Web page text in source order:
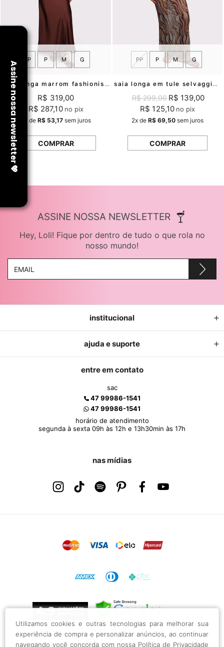
Utilizamos cookies e outras tecnologias para melhorar sua
experiência de compra e personalizar anúncios, ao continuar
navegando você concorda com nossa Política de Privacidade
saia longa marrom fashionista mundo lolita
PP P M G
R$ 319,00
R$ 287,10 no pix
de R$ 53,17sem juros
COMPRAR
saia longa em tule selvaggia mundo lolita
PP P M G
R$ 299,00 R$ 139,00
R$ 125,10 no pix
2x deR$ 69,50 sem juros
COMPRAR
ASSINE NOSSA NEWSLETTER
Hey, Loli! Fique por dentro de tudo o que rola no
nosso mundo!
institucional
ajuda e suporte
entre em contato
sac
47 99986-1541
47 99986-1541
horário de atendimento
segunda à sexta 09h às 12h e 13h30min às 17h
nas mídias